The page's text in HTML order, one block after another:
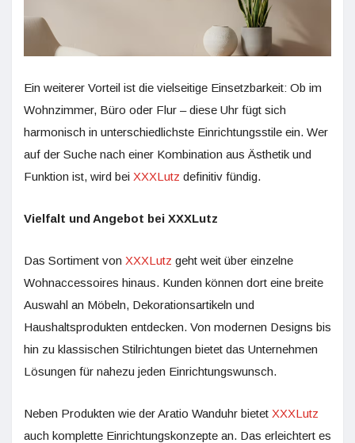
Ein weiterer Vorteil ist die vielseitige Einsetzbarkeit: Ob im
Wohnzimmer, Büro oder Flur – diese Uhr fügt sich
harmonisch in unterschiedlichste Einrichtungsstile ein. Wer
auf der Suche nach einer Kombination aus Ästhetik und
Funktion ist, wird bei XXXLutz definitiv fündig.
Vielfalt und Angebot bei XXXLutz
Das Sortiment von XXXLutz geht weit über einzelne
Wohnaccessoires hinaus. Kunden können dort eine breite
Auswahl an Möbeln, Dekorationsartikeln und
Haushaltsprodukten entdecken. Von modernen Designs bis
hin zu klassischen Stilrichtungen bietet das Unternehmen
Lösungen für nahezu jeden Einrichtungswunsch.
Neben Produkten wie der Aratio Wanduhr bietet XXXLutz
auch komplette Einrichtungskonzepte an. Das erleichtert es